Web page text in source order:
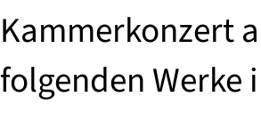
Kammerkonzert
folgenden